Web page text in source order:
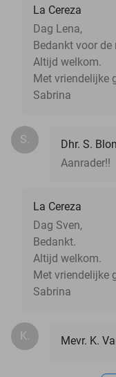
La Cereza
Dag Lena,
Bedankt voor
Altijd welkom.
Met vriendelijke
Sabrina
S.
Dhr. S.
Aanrader!!
La Cereza
Dag Sven,
Bedankt.
Altijd welkom.
Met vriendelijke
Sabrina
K. Mevr. K.